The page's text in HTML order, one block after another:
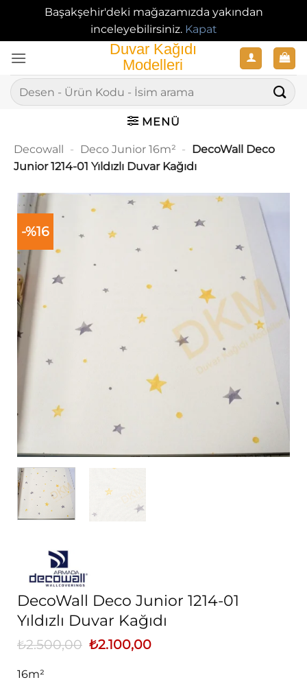
Başakşehir'deki mağazamızda yakından
inceleyebilirsiniz. Kapat
atla
Ara:
MENÜ
Decowall - Deco Junior 16m² - DecoWall Deco
Junior 1214-01 Yıldızlı Duvar Kağıdı
-%16
DecoWall Deco Junior 1214-01
Yıldızlı Duvar Kağıdı
₺2.500,00 Orijinal
fiyat:
₺2.100,00Şu
16m²